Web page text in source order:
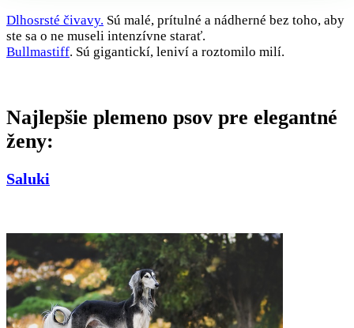
Dlhosrsté čivavy. Sú malé, prítulné a nádherné bez toho, aby
ste sa o ne museli intenzívne starať.
Bullmastiff. Sú gigantickí, leniví a roztomilo milí.
Najlepšie plemeno psov pre elegantné
ženy:
Saluki